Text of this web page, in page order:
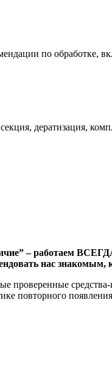
по обработке,
дератизация,
– работаем
нас знакомым,
повторного